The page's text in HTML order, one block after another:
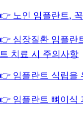
👉 노인 임플란트,
👉 심장질환 임플란
트 치료 시 주의사항
👉 임플란트 식립을
👉 임플란트 뼈이식